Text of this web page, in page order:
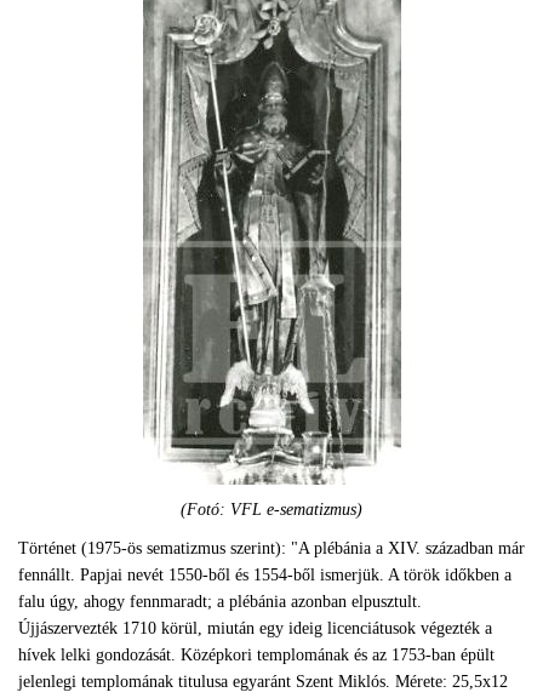
(Fotó: VFL e-sematizmus)
Történet (1975-ös sematizmus szerint): "A plébánia a XIV. században már
fennállt. Papjai nevét 1550-ből és 1554-ből ismerjük. A török időkben a
falu úgy, ahogy fennmaradt; a plébánia azonban elpusztult.
Újjászervezték 1710 körül, miután egy ideig licenciátusok végezték a
hívek lelki gondozását. Középkori templomának és az 1753-ban épült
jelenlegi templomának titulusa egyaránt Szent Miklós. Mérete: 25,5x12